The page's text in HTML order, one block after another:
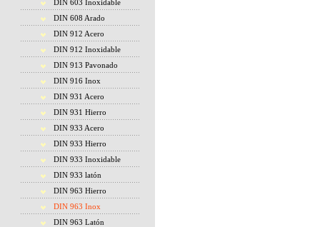
DIN 603 Inoxidable
DIN 608 Arado
DIN 912 Acero
DIN 912 Inoxidable
DIN 913 Pavonado
DIN 916 Inox
DIN 931 Acero
DIN 931 Hierro
DIN 933 Acero
DIN 933 Hierro
DIN 933 Inoxidable
DIN 933 latón
DIN 963 Hierro
DIN 963 Inox
DIN 963 Latón